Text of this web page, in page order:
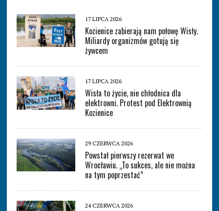
17 LIPCA 2026
Kozienice zabierają nam połowę Wisły.
Miliardy organizmów gotują się
żywcem
17 LIPCA 2026
Wisła to życie, nie chłodnica dla
elektrowni. Protest pod Elektrownią
Kozienice
29 CZERWCA 2026
Powstał pierwszy rezerwat we
Wrocławiu. „To sukces, ale nie można
na tym poprzestać”
24 CZERWCA 2026